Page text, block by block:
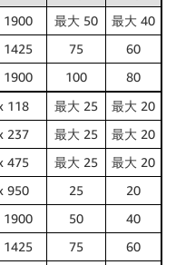
1900 最大 50
最大 40
1425 75
60
1900 100
80
118 最大 25
最大 20
237 最大 25
最大 20
475 最大 25
最大 20
950 25
20
1900 50
40
1425 75
60